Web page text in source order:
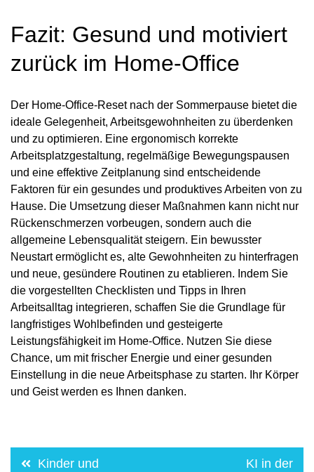
Fazit: Gesund und motiviert
zurück im Home-Office
Der Home-Office-Reset nach der Sommerpause bietet die
ideale Gelegenheit, Arbeitsgewohnheiten zu überdenken
und zu optimieren. Eine ergonomisch korrekte
Arbeitsplatzgestaltung, regelmäßige Bewegungspausen
und eine effektive Zeitplanung sind entscheidende
Faktoren für ein gesundes und produktives Arbeiten von zu
Hause. Die Umsetzung dieser Maßnahmen kann nicht nur
Rückenschmerzen vorbeugen, sondern auch die
allgemeine Lebensqualität steigern. Ein bewusster
Neustart ermöglicht es, alte Gewohnheiten zu hinterfragen
und neue, gesündere Routinen zu etablieren. Indem Sie
die vorgestellten Checklisten und Tipps in Ihren
Arbeitsalltag integrieren, schaffen Sie die Grundlage für
langfristiges Wohlbefinden und gesteigerte
Leistungsfähigkeit im Home-Office. Nutzen Sie diese
Chance, um mit frischer Energie und einer gesunden
Einstellung in die neue Arbeitsphase zu starten. Ihr Körper
und Geist werden es Ihnen danken.
PostKinder und
KI in der